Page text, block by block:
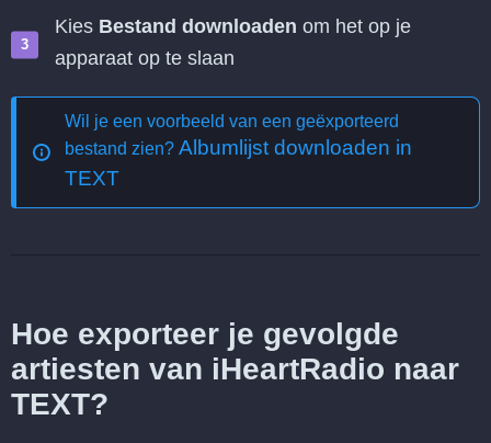
Kies Bestand downloaden om het op je
apparaat op te slaan
Wil je een voorbeeld van een geëxporteerd
bestand zien? Albumlijst downloaden in
TEXT
Hoe exporteer je gevolgde
artiesten van iHeartRadio naar
TEXT?